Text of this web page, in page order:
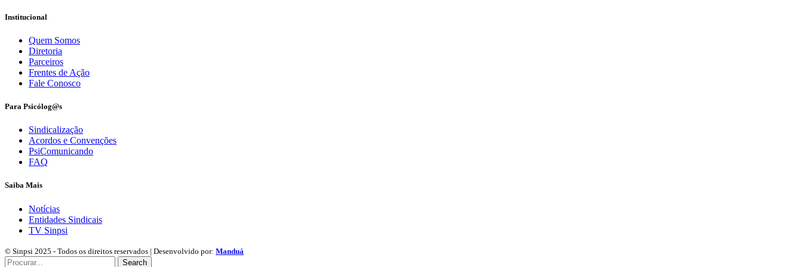
Institucional
Quem Somos
Diretoria
Parceiros
Frentes de Ação
Fale Conosco
Para Psicólog@s
Sindicalização
Acordos e Convenções
PsiComunicando
FAQ
Saiba Mais
Notícias
Entidades Sindicais
TV Sinpsi
© Sinpsi 2025 - Todos os direitos reservados | Desenvolvido por: Manduá
Search